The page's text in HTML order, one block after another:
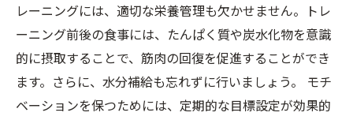
レーニングには、適切な栄養管理も欠かせません。トレ
ーニング前後の食事には、たんぱく質や炭水化物を意識
的に摂取することで、筋肉の回復を促進することができ
ます。さらに、水分補給も忘れずに行いましょう。 モチ
ベーションを保つためには、定期的な目標設定が効果的